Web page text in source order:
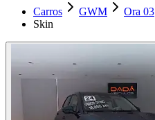
Carros GWM
Ora 03
Skin